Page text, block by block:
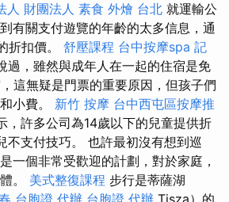
人 財團法人 素食 外燴 台北 就運輸公
有關支付遊覽的年齡的太多信息，通
折扣價。 舒壓課程 台中按摩spa 記
過，雖然與成年人在一起的住宿是免
這無疑是門票的重要原因，但孩子們
小費。 新竹 按摩 台中西屯區按摩推
，許多公司為14歲以下的兒童提供折
不支付技巧。 也許最初沒有想到巡
一個非常受歡迎的計劃，對於家庭，
。 美式整復課程 步行是蒂薩湖
台胞證 代辦 台胞證 代辦 Tisza）的